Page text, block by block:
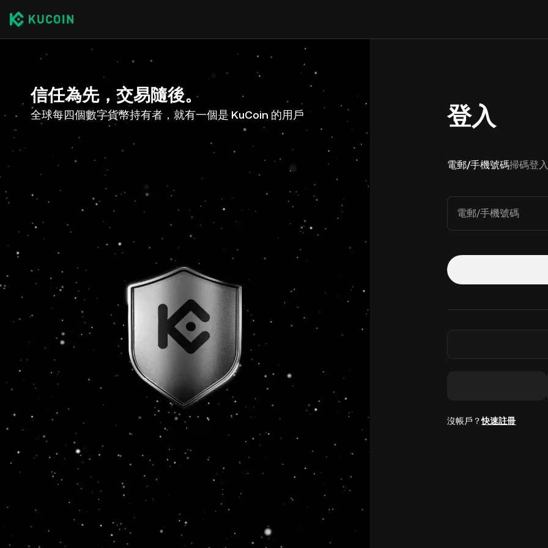
信任為先，交易隨後。
全球每四個數字貨幣持有者，就有一個是 KuCoin 的用戶 登入
電郵/手機號碼掃碼登入
電郵/手機號碼
沒帳戶？快速註冊